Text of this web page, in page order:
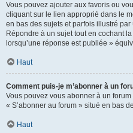
Vous pouvez ajouter aux favoris ou
cliquant sur le lien approprié dans le
en bas des sujets et parfois illustré par
Répondre à un sujet tout en cochant
lorsqu’une réponse est publiée »
Haut
Comment puis-je m’abonner à un
Vous pouvez vous abonner à un
« S’abonner au forum » situé en bas
Haut